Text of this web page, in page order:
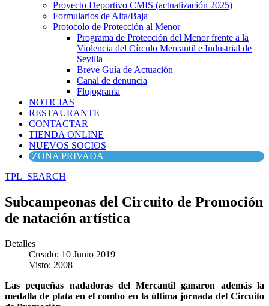
Proyecto Deportivo CMIS (actualización 2025)
Formularios de Alta/Baja
Protocolo de Protección al Menor
Programa de Protección del Menor frente a la
Violencia del Círculo Mercantil e Industrial de
Sevilla
Breve Guía de Actuación
Canal de denuncia
Flujograma
NOTICIAS
RESTAURANTE
CONTACTAR
TIENDA ONLINE
NUEVOS SOCIOS
ZONA PRIVADA
TPL_SEARCH
Subcampeonas del Circuito de Promoción
de natación artística
Detalles
Creado: 10 Junio 2019
Visto: 2008
Las pequeñas nadadoras del Mercantil ganaron además la
medalla de plata en el combo en la última jornada del Circuito